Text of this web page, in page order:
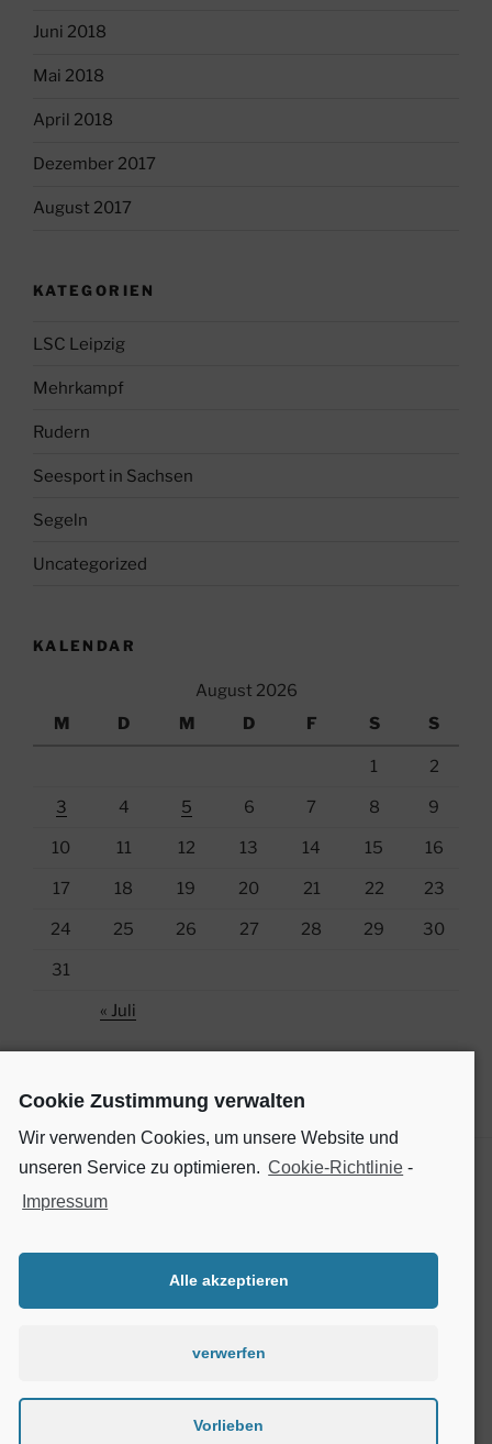
Juni 2018
Mai 2018
April 2018
Dezember 2017
August 2017
KATEGORIEN
LSC Leipzig
Mehrkampf
Rudern
Seesport in Sachsen
Segeln
Uncategorized
KALENDAR
August 2026
M
D M D F S S
1 2
3 4 5 6 7 8 9
10 11 12 13 14 15 16
17 18 19 20 21 22 23
24 25 26 27 28 29 30
31
« Juli
SOCIAL MEDIA
Cookie Zustimmung verwalten
Wir verwenden Cookies, um unsere Website und
unseren Service zu optimieren. Cookie-Richtlinie -
Impressum
Alle akzeptieren
verwerfen
Vorlieben